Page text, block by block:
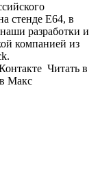
стенде Е64, в
разработки и
компанией из
Читать в
Макс